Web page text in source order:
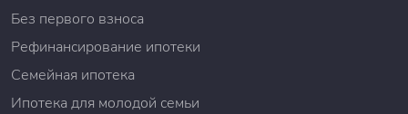
Без первого взноса
Рефинансирование ипотеки
Семейная ипотека
Ипотека для молодой семьи